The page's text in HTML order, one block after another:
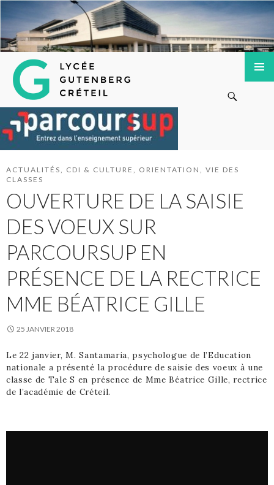
Lycée Gutenberg de Créteil
Recherche
ALLER
AU
CONTENU
PRINCIPAL
ACTUALITÉS, CDI & CULTURE , ORIENTATION , VIE DES
CLASSES
OUVERTURE DE LA SAISIE
DES VOEUX SUR
PARCOURSUP EN
PRÉSENCE DE LA RECTRICE
MME BÉATRICE GILLE
25 JANVIER 2018
Le 22 janvier, M. Santamaria, psychologue de l’Education
nationale a présenté la procédure de saisie des voeux à une
classe de Tale S en présence de Mme Béatrice Gille, rectrice
de l’académie de Créteil.